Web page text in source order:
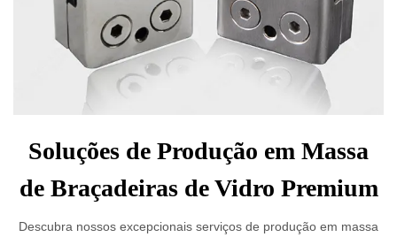
Soluções de Produção em Massa
de Braçadeiras de Vidro Premium
Descubra nossos excepcionais serviços de produção em massa